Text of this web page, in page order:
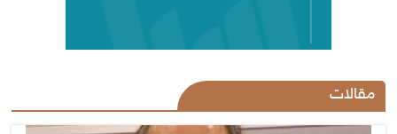
مقالات